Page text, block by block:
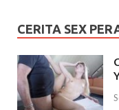
CERITA SEX